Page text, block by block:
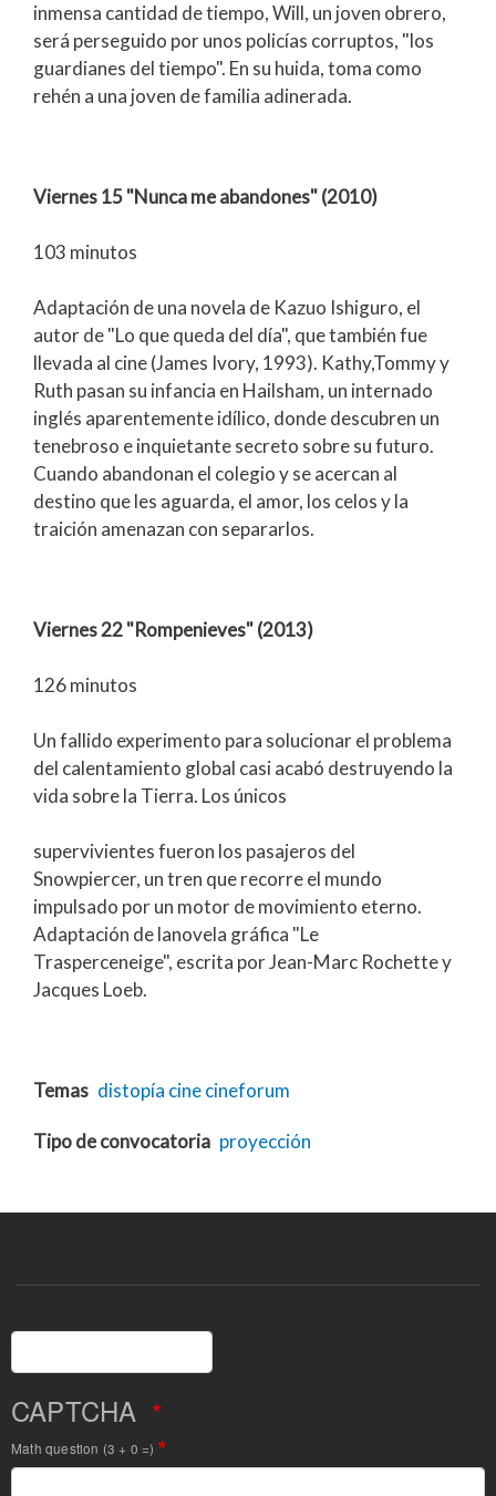
inmensa cantidad de tiempo, Will, un joven obrero,
será perseguido por unos policías corruptos, "los
guardianes del tiempo". En su huida, toma como
rehén a una joven de familia adinerada.
Viernes 15 "Nunca me abandones" (2010)
103 minutos
Adaptación de una novela de Kazuo Ishiguro, el
autor de "Lo que queda del día", que también fue
llevada al cine (James Ivory, 1993). Kathy,Tommy y
Ruth pasan su infancia en Hailsham, un internado
inglés aparentemente idílico, donde descubren un
tenebroso e inquietante secreto sobre su futuro.
Cuando abandonan el colegio y se acercan al
destino que les aguarda, el amor, los celos y la
traición amenazan con separarlos.
Viernes 22 "Rompenieves" (2013)
126 minutos
Un fallido experimento para solucionar el problema
del calentamiento global casi acabó destruyendo la
vida sobre la Tierra. Los únicos
supervivientes fueron los pasajeros del
Snowpiercer, un tren que recorre el mundo
impulsado por un motor de movimiento eterno.
Adaptación de lanovela gráfica "Le
Trasperceneige", escrita por Jean-Marc Rochette y
Jacques Loeb.
Temas distopía cinecineforum
Tipo de convocatoria proyección
Buscar
CAPTCHA
Math question (3 + 0 =)